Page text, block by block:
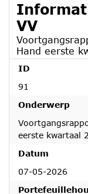
VV
Hand eerste
ID
91
Onderwerp
eerste kwartaal
Datum
07-05-2026